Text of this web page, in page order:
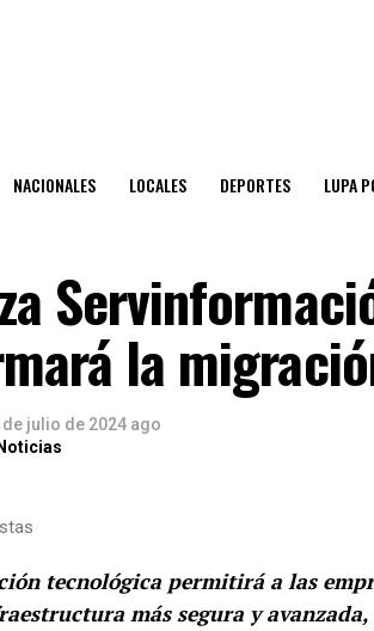
NACIONALES LOCALES DEPORTES LUPA
la
de julio de 2024 ago
tecnológica permitirá a las
más segura y